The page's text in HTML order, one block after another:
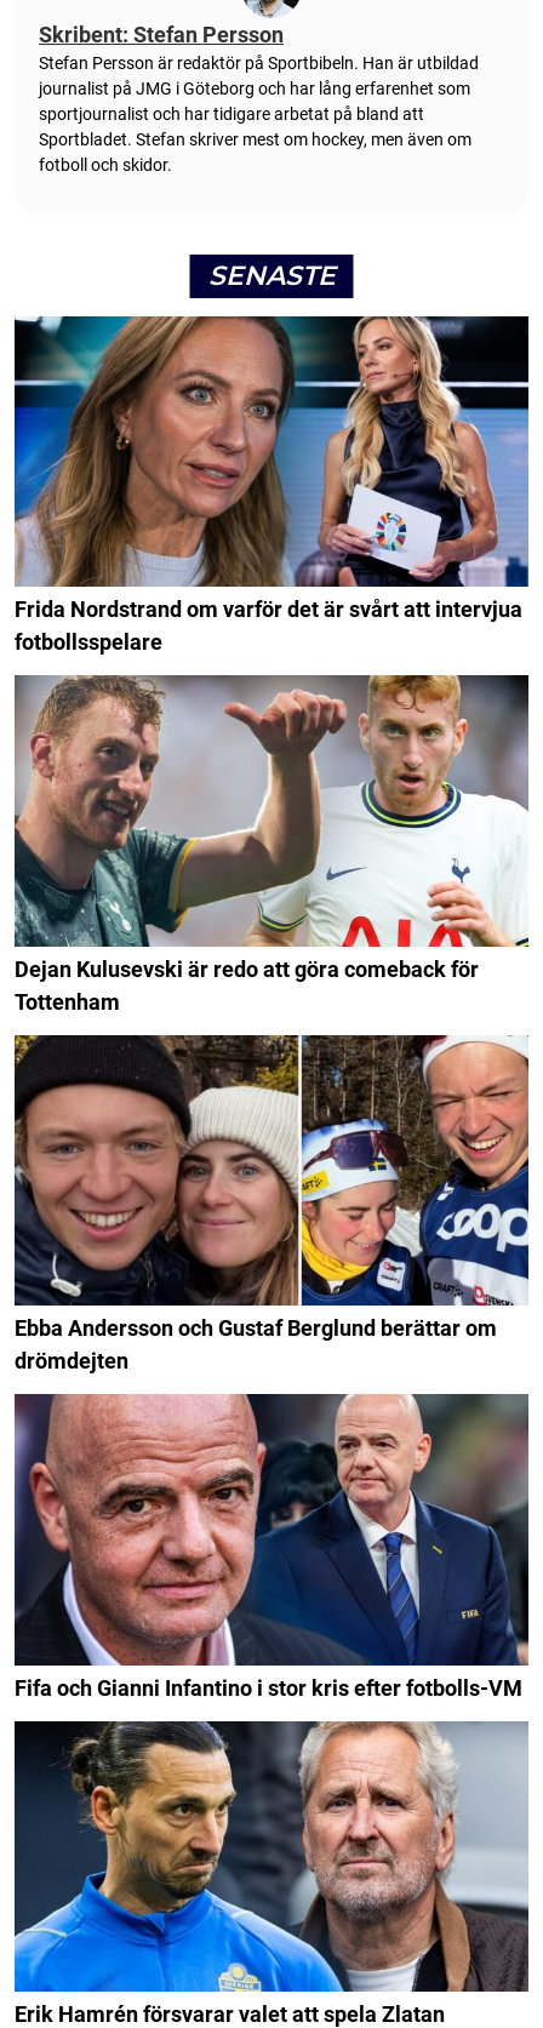
Skribent: Stefan Persson
Stefan Persson är redaktör på Sportbibeln. Han är utbildad
journalist på JMG i Göteborg och har lång erfarenhet som
sportjournalist och har tidigare arbetat på bland att
Sportbladet. Stefan skriver mest om hockey, men även om
fotboll och skidor.
SENASTE
Frida Nordstrand om varför det är svårt att intervjua
fotbollsspelare
Dejan Kulusevski är redo att göra comeback för
Tottenham
Ebba Andersson och Gustaf Berglund berättar om
drömdejten
Fifa och Gianni Infantino i stor kris efter fotbolls-VM
Erik Hamrén försvarar valet att spela Zlatan